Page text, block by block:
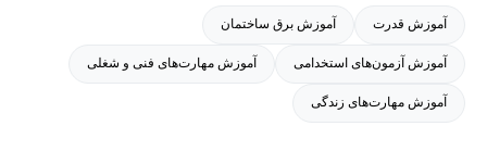
آموزش قدرت آموزش برق ساختمان
آموزش آزمون‌های استخدامی آموزش مهارت‌های فنی و شغلی
آموزش مهارت‌های زندگی